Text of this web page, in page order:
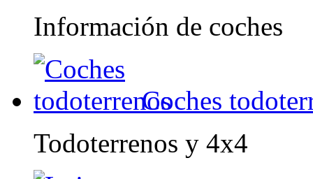
Información de coches
Coches
Todoterrenos y 4x4